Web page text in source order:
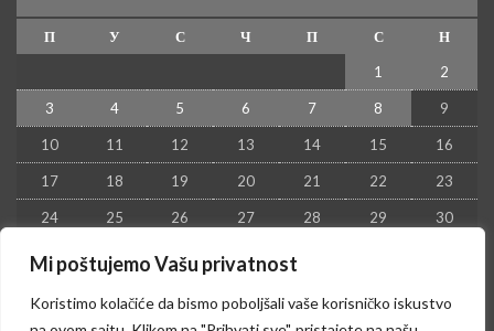
Mi poštujemo Vašu privatnost
Koristimo kolačiće da bismo poboljšali vaše korisničko iskustvo
П У С Ч П С
Н
1
2
3 4 5 6 7 8 9
10 11 12 13 14 15 16
17 18 19 20 21 22 23
24 25 26 27 28 29 30
31